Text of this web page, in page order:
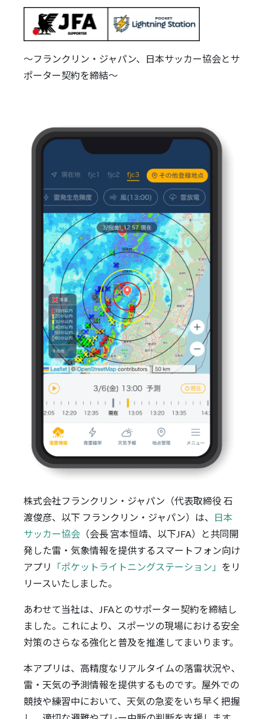
～フランクリン・ジャパン、日本サッカー協会とサ
ポーター契約を締結～
株式会社フランクリン・ジャパン（代表取締役 石
渡俊彦、以下 フランクリン・ジャパン）は、
日本
サッカー協会 （会長 宮本恒靖、以下JFA）と共同開
発した雷・気象情報を提供するスマートフォン向け
アプリ
「ポケットライトニングステーション」 をリ
リースいたしました。
あわせて当社は、JFAとのサポーター契約を締結し
ました。これにより、スポーツの現場における安全
対策のさらなる強化と普及を推進してまいります。
本アプリは、高精度なリアルタイムの落雷状況や、
雷・天気の予測情報を提供するものです。屋外での
競技や練習中において、天気の急変をいち早く把握